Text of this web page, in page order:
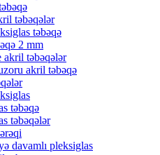
təbəqələr
təbəqə
2 mm
akril təbəqələr
akril təbəqə
təbəqə
təbəqələr
davamlı pleksiglas